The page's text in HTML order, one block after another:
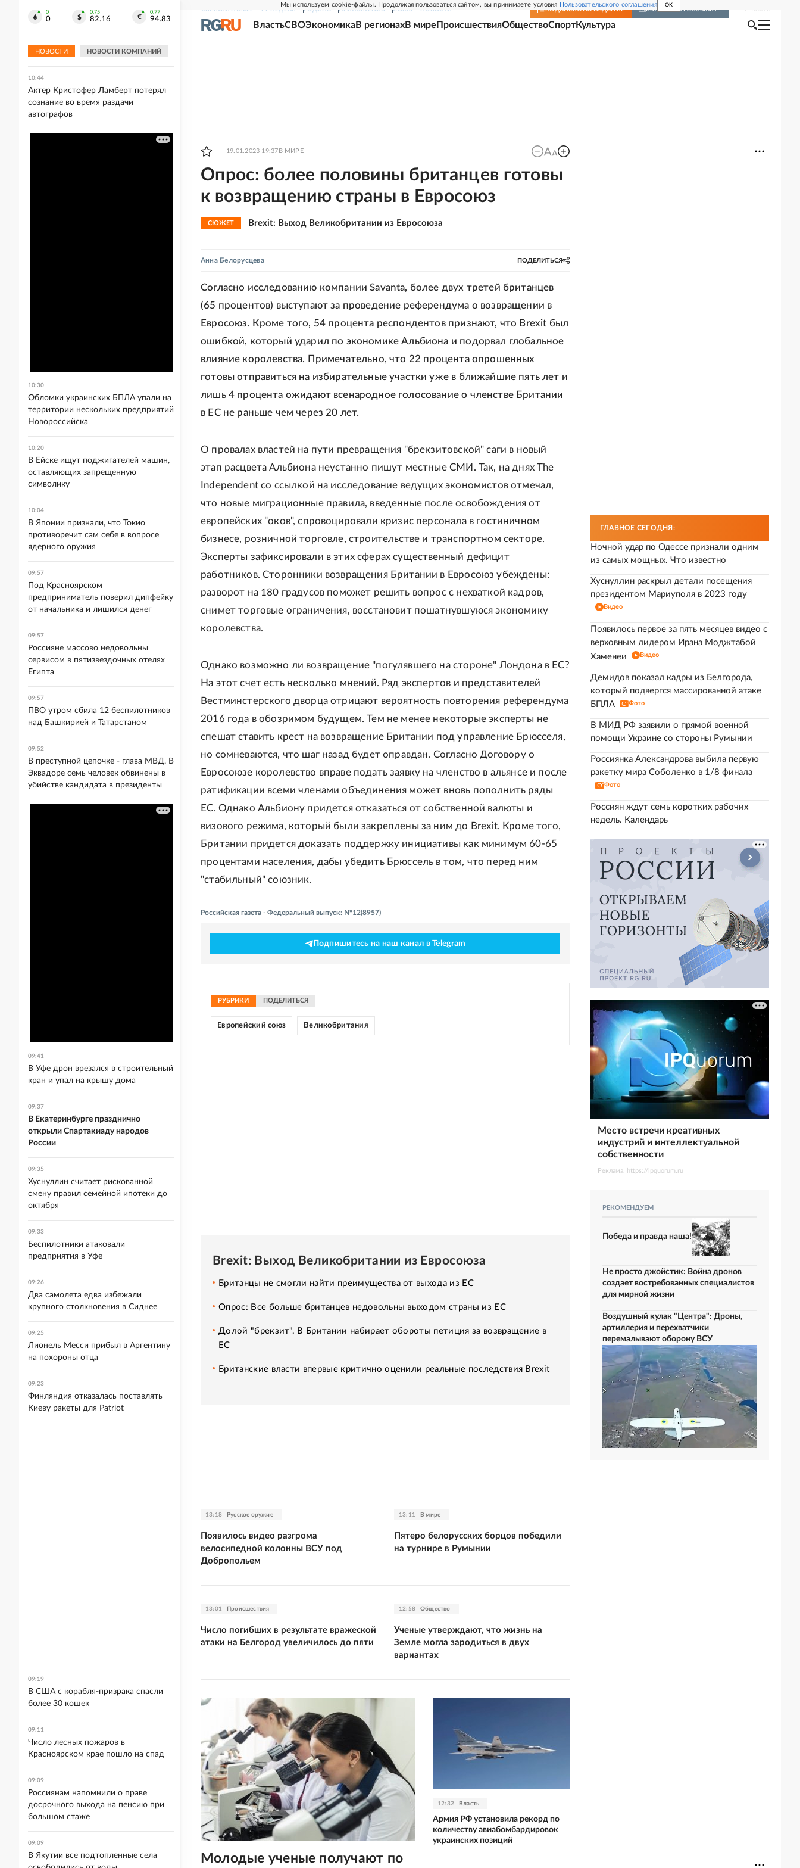
Мы используем cookie-файлы. Продолжая пользоваться сайтом, вы принимаете условия Пользовательского соглашения OK
СВЕЖИЙ НОМЕР РГ-НЕДЕЛЯ РОДИНА ПРИЛОЖЕНИЯ СОЮЗ НОВОСТИ ПОДПИСКА НА ИЗДАНИЕ ВКЛЮЧИТЬ РАССЫЛКУ
ВластьСВОЭкономикаВ регионахВ мире ПроисшествияОбществоСпортКультура
19.01.2023 19:37 В МИРЕ
Опрос: более половины британцев готовы
к возвращению страны в Евросоюз
СЮЖЕТ Brexit: Выход Великобритании из Евросоюза
Анна Белорусцева ПОДЕЛИТЬСЯ
Согласно исследованию компании Savanta, более двух третей британцев
(65 процентов) выступают за проведение референдума о возвращении в
Евросоюз. Кроме того, 54 процента респондентов признают, что Brexit был
ошибкой, который ударил по экономике Альбиона и подорвал глобальное
влияние королевства. Примечательно, что 22 процента опрошенных
готовы отправиться на избирательные участки уже в ближайшие пять лет и
лишь 4 процента ожидают всенародное голосование о членстве Британии
в ЕС не раньше чем через 20 лет.
О провалах властей на пути превращения "брекзитовской" саги в новый
этап расцвета Альбиона неустанно пишут местные СМИ. Так, на днях The
Independent со ссылкой на исследование ведущих экономистов отмечал,
что новые миграционные правила, введенные после освобождения от
европейских "оков", спровоцировали кризис персонала в гостиничном
бизнесе, розничной торговле, строительстве и транспортном секторе.
Эксперты зафиксировали в этих сферах существенный дефицит
работников. Сторонники возвращения Британии в Евросоюз убеждены:
разворот на 180 градусов поможет решить вопрос с нехваткой кадров,
снимет торговые ограничения, восстановит пошатнувшуюся экономику
королевства.
Однако возможно ли возвращение "погулявшего на стороне" Лондона в ЕС?
На этот счет есть несколько мнений. Ряд экспертов и представителей
Вестминстерского дворца отрицают вероятность повторения референдума
2016 года в обозримом будущем. Тем не менее некоторые эксперты не
спешат ставить крест на возвращение Британии под управление Брюсселя,
но сомневаются, что шаг назад будет оправдан. Согласно Договору о
Евросоюзе королевство вправе подать заявку на членство в альянсе и после
ратификации всеми членами объединения может вновь пополнить ряды
ЕС. Однако Альбиону придется отказаться от собственной валюты и
визового режима, который были закреплены за ним до Brexit. Кроме того,
Британии придется доказать поддержку инициативы как минимум 60-65
процентами населения, дабы убедить Брюссель в том, что перед ним
"стабильный" союзник.
Российская газета - Федеральный выпуск: №12(8957)
Подпишитесь на наш канал в Telegram
РУБРИКИ ПОДЕЛИТЬСЯ
Европейский союз Великобритания
Brexit: Выход Великобритании из Евросоюза
Британцы не смогли найти преимущества от выхода из ЕС
Опрос: Все больше британцев недовольны выходом страны из ЕС
Долой "брекзит". В Британии набирает обороты петиция за возвращение в
ЕС
Британские власти впервые критично оценили реальные последствия Brexit
13:18 Русское оружие
Появилось видео разгрома
велосипедной колонны ВСУ под
Добропольем
13:11 В мире
Пятеро белорусских борцов победили
на турнире в Румынии
13:01 Происшествия
Число погибших в результате вражеской
атаки на Белгород увеличилось до пяти
12:58 Общество
Ученые утверждают, что жизнь на
Земле могла зародиться в двух
вариантах
Молодые ученые получают по
12:32 Власть
Армия РФ установила рекорд по
количеству авиабомбардировок
украинских позиций
ГЛАВНОЕ СЕГОДНЯ:
Ночной удар по Одессе признали одним
из самых мощных. Что известно
Хуснуллин раскрыл детали посещения
президентом Мариуполя в 2023 году
Видео
Появилось первое за пять месяцев видео с
верховным лидером Ирана Моджтабой
Хаменеи
Видео
Демидов показал кадры из Белгорода,
который подвергся массированной атаке
БПЛА
Фото
В МИД РФ заявили о прямой военной
помощи Украине со стороны Румынии
Россиянка Александрова выбила первую
ракетку мира Соболенко в 1/8 финала
Фото
Россиян ждут семь коротких рабочих
недель. Календарь
Место встречи креативных
индустрий и интеллектуальной
собственности
Реклама. https://ipquorum.ru
РЕКОМЕНДУЕМ
Победа и правда наша!
Не просто джойстик: Война дронов
создает востребованных специалистов
для мирной жизни
Воздушный кулак "Центра": Дроны,
артиллерия и перехватчики
перемалывают оборону ВСУ
0
0
0.75
82.16
0.77
94.83
НОВОСТИ НОВОСТИ КОМПАНИЙ
10:45
Белгород
10:44
Актер Кристофер Ламберт потерял
сознание во время раздачи
автографов
10:30
Обломки украинских БПЛА упали на
территории нескольких предприятий
Новороссийска
10:20
В Ейске ищут поджигателей машин,
оставляющих запрещенную
символику
10:04
В Японии признали, что Токио
противоречит сам себе в вопросе
ядерного оружия
09:57
Под Красноярском
предприниматель поверил дипфейку
от начальника и лишился денег
09:57
Россияне массово недовольны
сервисом в пятизвездочных отелях
Египта
09:57
ПВО утром сбила 12 беспилотников
над Башкирией и Татарстаном
09:52
В преступной цепочке - глава МВД. В
Эквадоре семь человек обвинены в
убийстве кандидата в президенты
09:41
В Уфе дрон врезался в строительный
кран и упал на крышу дома
09:37
В Екатеринбурге празднично
открыли Спартакиаду народов
России
09:35
Хуснуллин считает рискованной
смену правил семейной ипотеки до
октября
09:33
Беспилотники атаковали
предприятия в Уфе
09:26
Два самолета едва избежали
крупного столкновения в Сиднее
09:25
Лионель Месси прибыл в Аргентину
на похороны отца
09:23
Финляндия отказалась поставлять
Киеву ракеты для Patriot
09:19
В США с корабля-призрака спасли
более 30 кошек
09:11
Число лесных пожаров в
Красноярском крае пошло на спад
09:09
Россиянам напомнили о праве
досрочного выхода на пенсию при
большом стаже
09:09
В Якутии все подтопленные села